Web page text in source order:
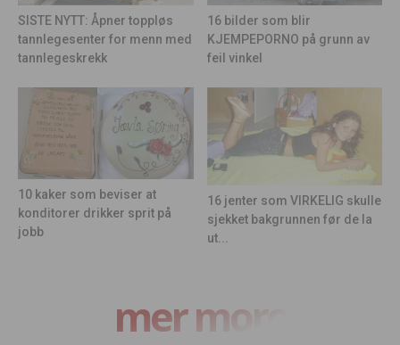
SISTE NYTT: Åpner toppløs
tannlegesenter for menn med
tannlegeskrekk
16 bilder som blir
KJEMPEPORNO på grunn av
feil vinkel
10 kaker som beviser at
konditorer drikker sprit på
jobb
16 jenter som VIRKELIG skulle
sjekket bakgrunnen før de la
ut...
mer moro